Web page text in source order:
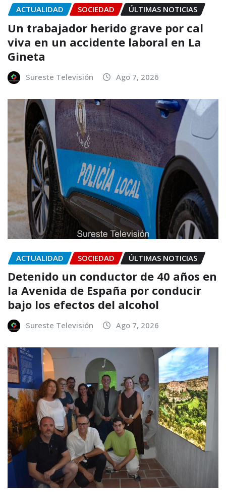
ACTUALIDAD SOCIEDAD ÚLTIMAS NOTICIAS
Un trabajador herido grave por cal
viva en un accidente laboral en La
Gineta
Sureste Televisión Ago 7, 2026
ACTUALIDAD SOCIEDAD ÚLTIMAS NOTICIAS
Detenido un conductor de 40 años en
la Avenida de España por conducir
bajo los efectos del alcohol
Sureste Televisión Ago 7, 2026